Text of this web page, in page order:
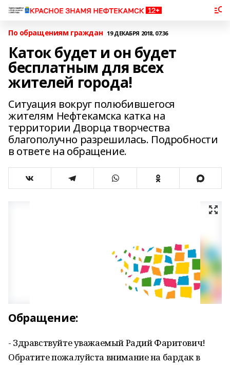
По обращениям граждан 19 ДЕКАБРЯ 2018, 07:36
Каток будет и он будет
бесплатным для всех
жителей города!
Ситуация вокруг полюбившегося
жителям Нефтекамска катка на
территории Дворца творчества
благополучно разрешилась. Подробности
в ответе на обращение.
Обращение:
- Здравствуйте уважаемый Радий Фаритович!
Обратите пожалуйста внимание на бардак в